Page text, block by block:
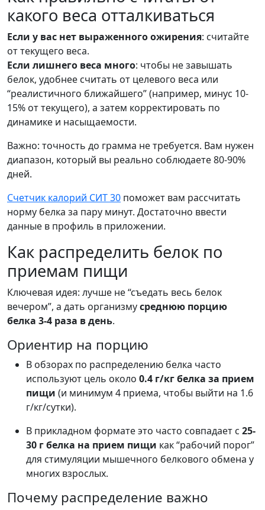
какого веса отталкиваться
Если у вас нет выраженного ожирения: считайте
от текущего веса.
Если лишнего веса много: чтобы не завышать
белок, удобнее считать от целевого веса или
“реалистичного ближайшего” (например, минус 10-
15% от текущего), а затем корректировать по
динамике и насыщаемости.
Важно: точность до грамма не требуется. Вам нужен
диапазон, который вы реально соблюдаете 80-90%
дней.
Счетчик калорий СИТ 30 поможет вам рассчитать
норму белка за пару минут. Достаточно ввести
данные в профиль в приложении.
Как распределить белок по
приемам пищи
Ключевая идея: лучше не “съедать весь белок
вечером”, а дать организмусреднюю порцию
белка 3-4 раза в день.
Ориентир на порцию
В обзорах по распределению белка часто
используют цель около 0.4 г/кг белка за прием
пищи (и минимум 4 приема, чтобы выйти на 1.6
г/кг/сутки).
В прикладном формате это часто совпадает с 25-
30 г белка на прием пищи как “рабочий порог”
для стимуляции мышечного белкового обмена у
многих взрослых.
Почему распределение важно